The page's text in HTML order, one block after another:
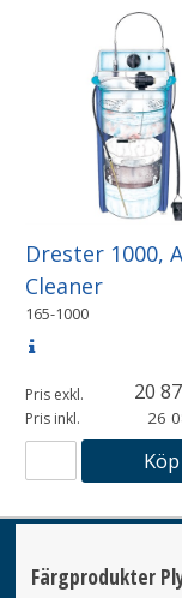
Drester 1000,
Cleaner
165-1000
Pris exkl. 20
Pris inkl. 26
Köp
Färgprodukter